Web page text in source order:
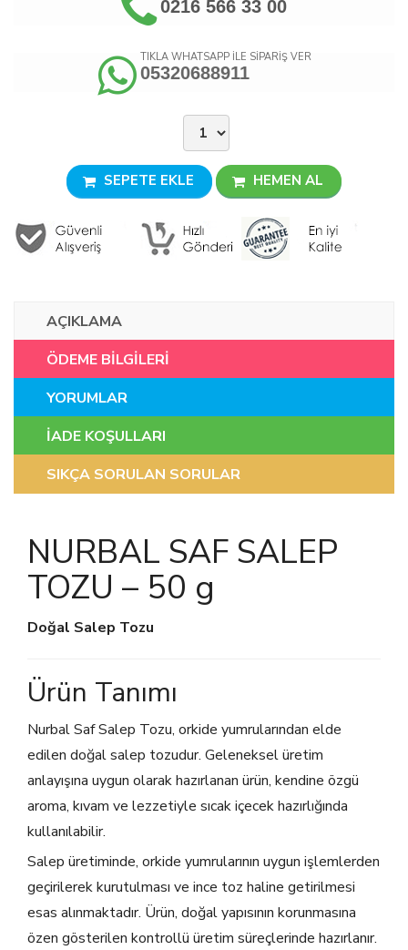
0216 566 33 00
TIKLA WHATSAPP İLE SİPARİŞ VER
05320688911
SEPETE EKLE HEMEN AL
AÇIKLAMA
ÖDEME BİLGİLERİ
YORUMLAR
İADE KOŞULLARI
SIKÇA SORULAN SORULAR
NURBAL SAF SALEP
TOZU – 50 g
Doğal Salep Tozu
Ürün Tanımı
Nurbal Saf Salep Tozu, orkide yumrularından elde
edilen doğal salep tozudur. Geleneksel üretim
anlayışına uygun olarak hazırlanan ürün, kendine özgü
aroma, kıvam ve lezzetiyle sıcak içecek hazırlığında
kullanılabilir.
Salep üretiminde, orkide yumrularının uygun işlemlerden
geçirilerek kurutulması ve ince toz haline getirilmesi
esas alınmaktadır. Ürün, doğal yapısının korunmasına
özen gösterilen kontrollü üretim süreçlerinde hazırlanır.